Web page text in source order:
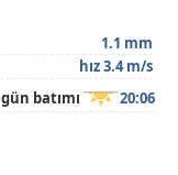
1.1 mm
hız 3.4 m/s
gün batımı 20:06